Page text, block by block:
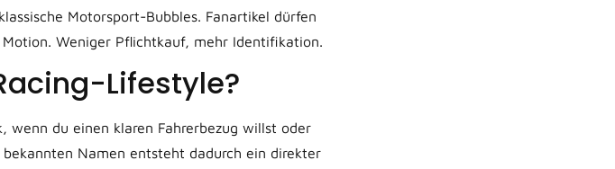
Motorsport-Bubbles. Fanartikel dürfen
Weniger Pflichtkauf, mehr Identifikation.
Lifestyle?
wenn du einen klaren Fahrerbezug willst oder
Namen entsteht dadurch ein direkter